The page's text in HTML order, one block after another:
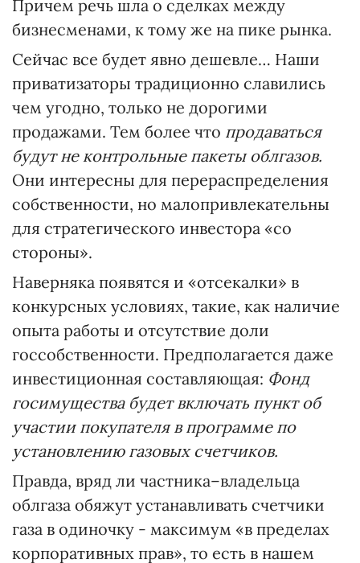
Причем речь шла о сделках между
бизнесменами, к тому же на пике рынка.
Сейчас все будет явно дешевле… Наши
приватизаторы традиционно славились
чем угодно, только не дорогими
продажами. Тем более что продаваться
будут не контрольные пакеты облгазов.
Они интересны для перераспределения
собственности, но малопривлекательны
для стратегического инвестора «со
стороны».
Наверняка появятся и «отсекалки» в
конкурсных условиях, такие, как наличие
опыта работы и отсутствие доли
госсобственности. Предполагается даже
инвестиционная составляющая: Фонд
госимущества будет включать пункт об
участии покупателя в программе по
установлению газовых счетчиков.
Правда, вряд ли частника–владельца
облгаза обяжут устанавливать счетчики
газа в одиночку - максимум «в пределах
корпоративных прав», то есть в нашем